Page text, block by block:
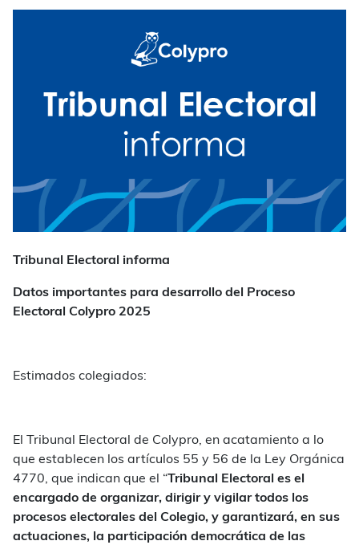
Tribunal Electoral informa
Datos importantes para desarrollo del Proceso
Electoral Colypro 2025
Estimados colegiados:
El Tribunal Electoral de Colypro, en acatamiento a lo
que establecen los artículos 55 y 56 de la Ley Orgánica
4770, que indican que el “Tribunal Electoral es el
encargado de organizar, dirigir y vigilar todos los
procesos electorales del Colegio, y garantizará, en sus
actuaciones, la participación democrática de las